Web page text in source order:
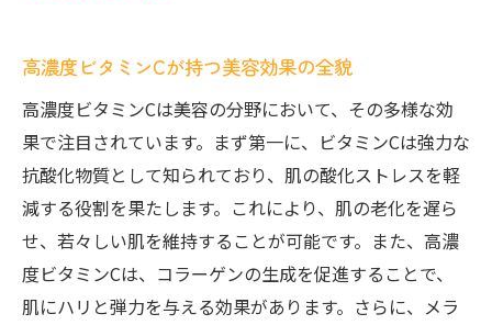
高濃度ビタミンCが持つ美容効果の全貌
高濃度ビタミンCは美容の分野において、その多様な効
果で注目されています。まず第一に、ビタミンCは強力な
抗酸化物質として知られており、肌の酸化ストレスを軽
減する役割を果たします。これにより、肌の老化を遅ら
せ、若々しい肌を維持することが可能です。また、高濃
度ビタミンCは、コラーゲンの生成を促進することで、
肌にハリと弾力を与える効果があります。さらに、メラ